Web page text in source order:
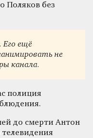
Поляков без
Его ещё
не
канала.
полиция
до смерти Антон